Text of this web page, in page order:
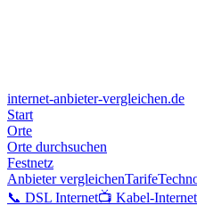
internet-anbieter-vergleichen.de
Start
Orte
Orte durchsuchen
Festnetz
Anbieter vergleichenTarife
📞 DSL Internet📺 Kabel-Internet